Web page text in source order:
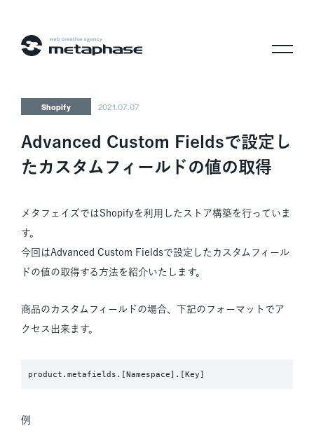
株式会社メタフェイズ
Shopify 2021.07.07
Advanced Custom Fieldsで設定し
たカスタムフィールドの値の取得
メタフェイズではShopifyを利用したストア構築を行っていま
す。
今回はAdvanced Custom Fieldsで設定したカスタムフィール
ドの値の取得する方法を紹介いたします。
商品のカスタムフィールドの場合、下記のフォーマットでア
クセス出来ます。
product.metafields.[Namespace].[Key]
例